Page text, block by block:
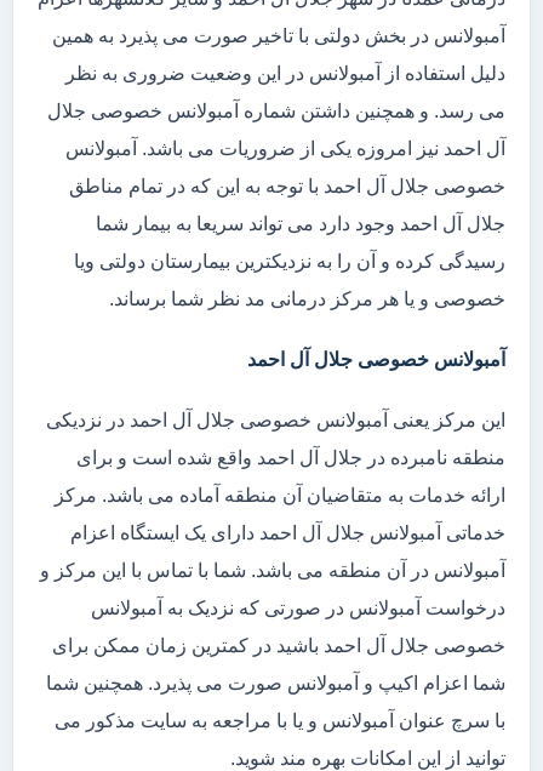
آمبولانس در بخش دولتی با تاخیر صورت می پذیرد به همین
دلیل استفاده از آمبولانس در این وضعیت ضروری به نظر
می رسد. و همچنین داشتن شماره آمبولانس خصوصی جلال
آل احمد نیز امروزه یکی از ضروریات می باشد. آمبولانس
خصوصی جلال آل احمد با توجه به این که در تمام مناطق
جلال آل احمد وجود دارد می تواند سریعا به بیمار شما
رسیدگی کرده و آن را به نزدیکترین بیمارستان دولتی ویا
خصوصی و یا هر مرکز درمانی مد نظر شما برساند.
آمبولانس خصوصی جلال آل احمد
این مرکز یعنی آمبولانس خصوصی جلال آل احمد در نزدیکی
منطقه نامبرده در جلال آل احمد واقع شده است و برای
ارائه خدمات به متقاضیان آن منطقه آماده می باشد. مرکز
خدماتی آمبولانس جلال آل احمد دارای یک ایستگاه اعزام
آمبولانس در آن منطقه می باشد. شما با تماس با این مرکز و
درخواست آمبولانس در صورتی که نزدیک به آمبولانس
خصوصی جلال آل احمد باشید در کمترین زمان ممکن برای
شما اعزام اکیپ و آمبولانس صورت می پذیرد. همچنین شما
با سرچ عنوان آمبولانس و یا با مراجعه به سایت مذکور می
توانید از این امکانات بهره مند شوید.